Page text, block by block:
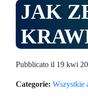
JAK
Pubblicato il 19 kwi
Categorie: Wszystkie